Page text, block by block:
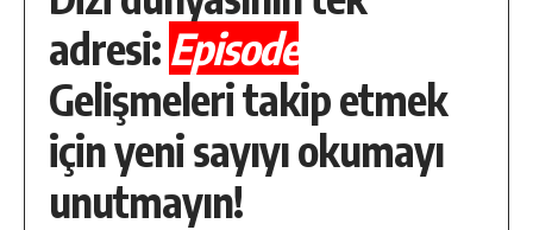
adresi: Episode
Gelişmeleri takip etmek
için yeni sayıyı okumayı
unutmayın!